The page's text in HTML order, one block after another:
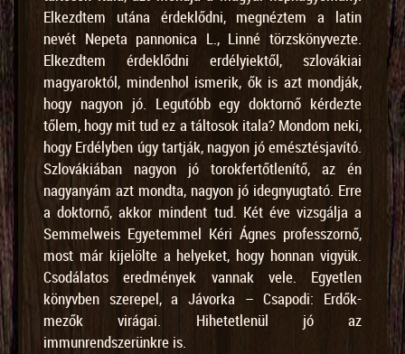
Elkezdtem utána érdeklődni, megnéztem a latin
nevét Nepeta pannonica L., Linné törzskönyvezte.
Elkezdtem érdeklődni erdélyiektől, szlovákiai
magyaroktól, mindenhol ismerik, ők is azt mondják,
hogy nagyon jó. Legutóbb egy doktornő kérdezte
tőlem, hogy mit tud ez a táltosok itala? Mondom neki,
hogy Erdélyben úgy tartják, nagyon jó emésztésjavító.
Szlovákiában nagyon jó torokfertőtlenítő, az én
nagyanyám azt mondta, nagyon jó idegnyugtató. Erre
a doktornő, akkor mindent tud. Két éve vizsgálja a
Semmelweis Egyetemmel Kéri Ágnes professzornő,
most már kijelölte a helyeket, hogy honnan vigyük.
Csodálatos eredmények vannak vele. Egyetlen
könyvben szerepel, a Jávorka – Csapodi: Erdők-
mezők virágai. Hihetetlenül jó az
immunrendszerünkre is.